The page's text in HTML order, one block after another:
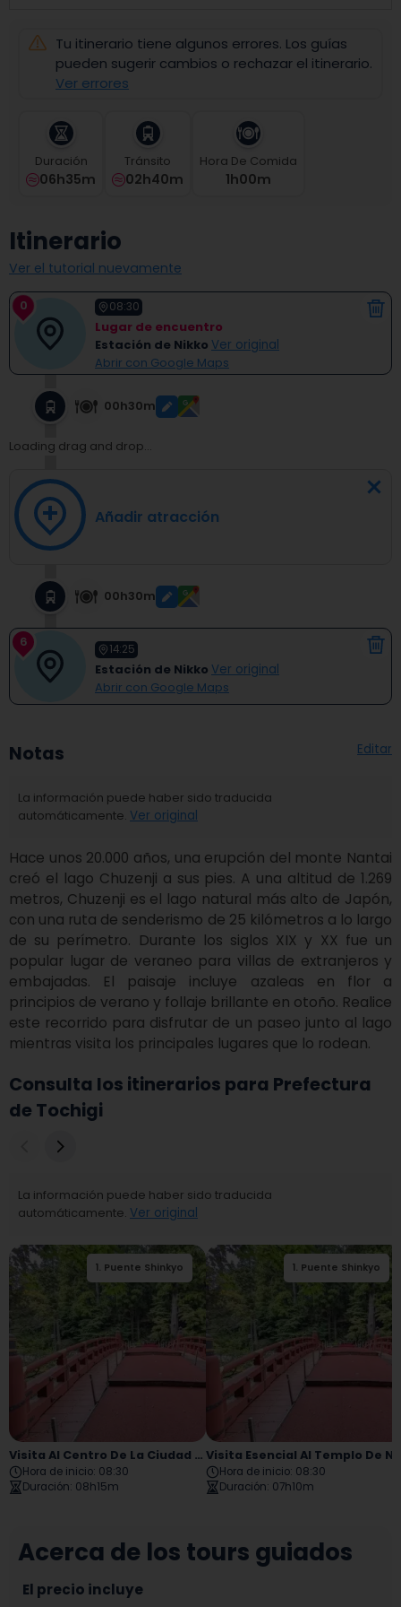
date.
get
the
for
changing
dates.
Tu itinerario tiene algunos errores. Los guías
pueden sugerir cambios o rechazar el itinerario.
Ver errores
Duración
06h35m
Tránsito
02h40m
Hora De Comida
1H00M
Itinerario
Ver el tutorial nuevamente
0 08:30
Lugar de encuentro
Estación de Nikko Ver original
Abrir con Google Maps
00h30m
Loading drag and drop...
Añadir atracción
00h30m
6 14:25
Estación de Nikko Ver original
Abrir con Google Maps
Notas Editar
La información puede haber sido traducida
automáticamente. Ver original
Hace unos 20.000 años, una erupción del monte Nantai
creó el lago Chuzenji a sus pies. A una altitud de 1.269
metros, Chuzenji es el lago natural más alto de Japón,
con una ruta de senderismo de 25 kilómetros a lo largo
de su perímetro. Durante los siglos XIX y XX fue un
popular lugar de veraneo para villas de extranjeros y
embajadas. El paisaje incluye azaleas en flor a
principios de verano y follaje brillante en otoño. Realice
este recorrido para disfrutar de un paseo junto al lago
mientras visita los principales lugares que lo rodean.
Consulta los itinerarios para Prefectura
de Tochigi
La información puede haber sido traducida
automáticamente. Ver original
1. Puente Shinkyo
Nikko Futarasan
jinja
Visita Al Centro De La Ciudad De Nikko
Hora de inicio: 08:30
Duración: 08h15m
1. Puente Shinkyo
Hora de inicio: 08:30
Duración: 07h10m
Acerca de los tours guiados
El precio incluye